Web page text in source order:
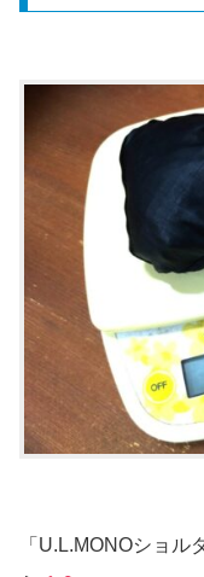
「U.L.MONOショル